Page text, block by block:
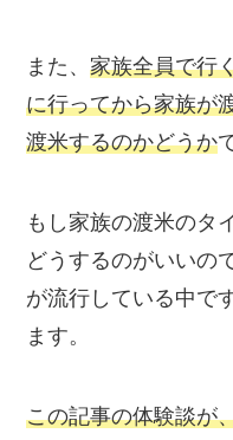
また、家族全員で行
に行ってから家族が
渡米するのかどうか
もし 家族の渡米のタ
どうするのがいいの
が流行している中で
ます。
この記事の体験談が